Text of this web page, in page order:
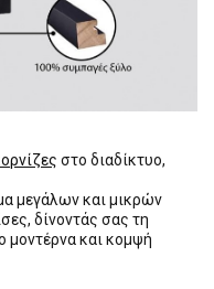
στο διαδίκτυο,
μεγάλων και μικρών
δίνοντάς σας τη
μοντέρνα και κομψή